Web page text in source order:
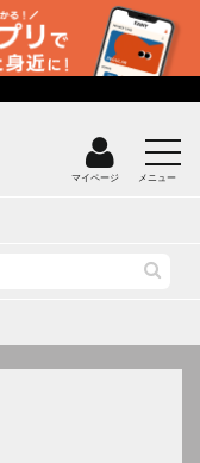
マイページ メニュー